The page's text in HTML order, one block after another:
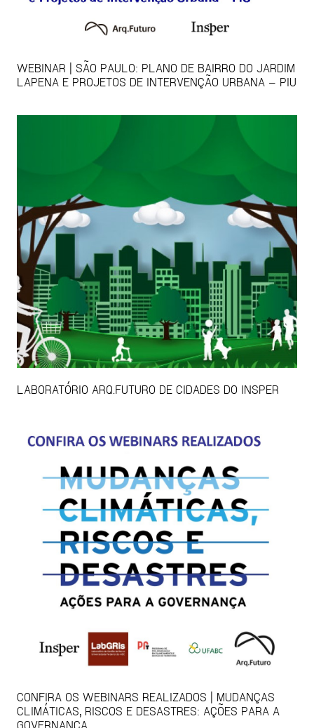
WEBINAR | SÃO PAULO: PLANO DE BAIRRO DO JARDIM
LAPENA E PROJETOS DE INTERVENÇÃO URBANA – PIU
LABORATÓRIO ARQ.FUTURO DE CIDADES DO INSPER
CONFIRA OS WEBINARS REALIZADOS | MUDANÇAS
CLIMÁTICAS, RISCOS E DESASTRES: AÇÕES PARA A
GOVERNANÇA